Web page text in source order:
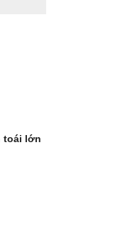
toái lớn